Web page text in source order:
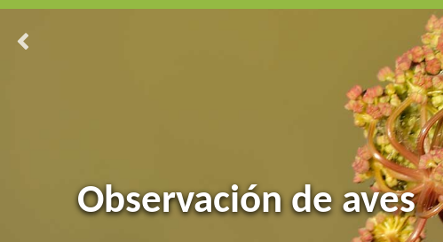
Las Arribes
Ciudad Rodrigo y la
Observación de aves
Sierra de Francia
Toro bravo y dehesa